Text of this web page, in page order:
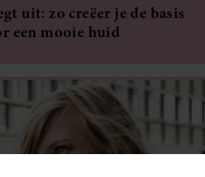
uit: zo creëer je de basis
een mooie huid